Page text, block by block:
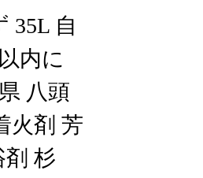
35L 自
内に
八頭
火剤 芳
剤 杉